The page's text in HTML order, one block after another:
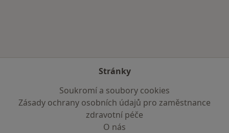
Stránky
Soukromí a soubory cookies
Zásady ochrany osobních údajů pro zaměstnance
zdravotní péče
O nás